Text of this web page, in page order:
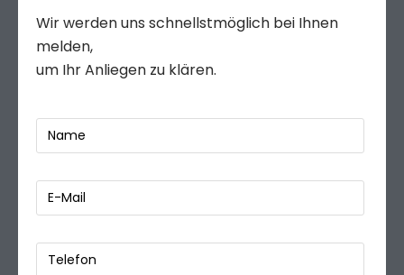
Wir werden uns schnellstmöglich bei Ihnen
melden,
um Ihr Anliegen zu klären.